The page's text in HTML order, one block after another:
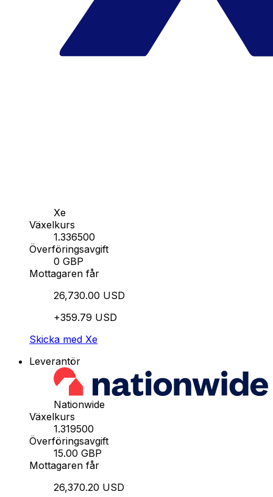
Xe
Växelkurs
1.336500
Överföringsavgift
0 GBP
Mottagaren får
26,730.00 USD
+359.79 USD
Skicka med Xe
Leverantör
Nationwide
Växelkurs
1.319500
Överföringsavgift
15.00 GBP
Mottagaren får
26,370.20 USD